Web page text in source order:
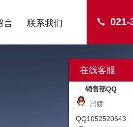
021-
言 联系我们
在线客服
销售部QQ
冯娇
QQ1052520643